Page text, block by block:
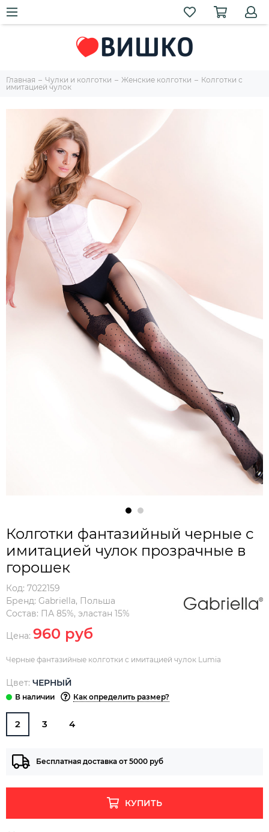
Главная Чулки и колготки Женские колготки
Колготки с
имитацией чулок
Колготки фантазийный черные с
имитацией чулок прозрачные в
горошек
Код: 7022159
Бренд: Gabriella, Польша
Состав: ПА 85%, эластан 15%
Цена: 960 руб
Черные фантазийные колготки с имитацией чулок Lumia
Цвет: ЧЕРНЫЙ
Как определить размер?
2 3 4
Бесплатная доставка от 5000 руб
КУПИТЬ